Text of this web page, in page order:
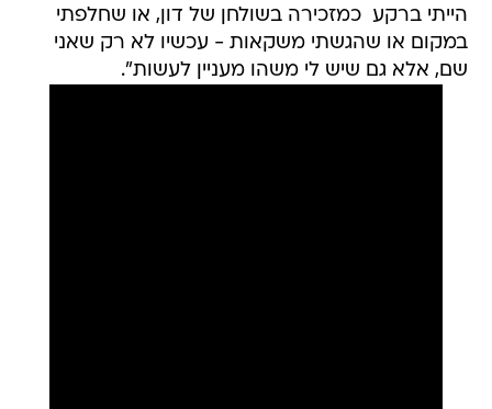
הייתי ברקע  כמזכירה בשולחן של דון, או שחלפתי
במקום או שהגשתי משקאות - עכשיו לא רק שאני
שם, אלא גם שיש לי משהו מעניין לעשות".